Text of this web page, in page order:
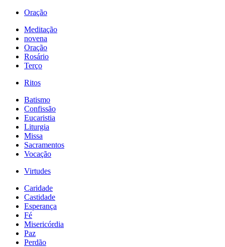
Oração
Meditação
novena
Oração
Rosário
Terço
Ritos
Batismo
Confissão
Eucaristia
Liturgia
Missa
Sacramentos
Vocação
Virtudes
Caridade
Castidade
Esperança
Fé
Misericórdia
Paz
Perdão